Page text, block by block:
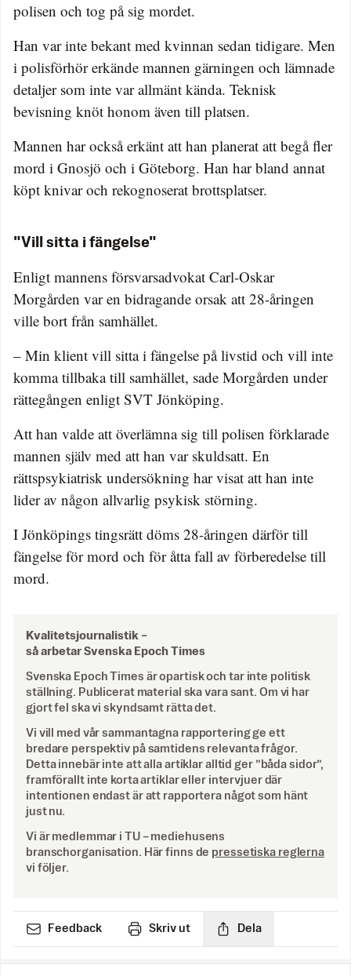
polisen och tog på sig mordet.
Han var inte bekant med kvinnan sedan tidigare. Men
i polisförhör erkände mannen gärningen och lämnade
detaljer som inte var allmänt kända. Teknisk
bevisning knöt honom även till platsen.
Mannen har också erkänt att han planerat att begå fler
mord i Gnosjö och i Göteborg. Han har bland annat
köpt knivar och rekognoserat brottsplatser.
"Vill sitta i fängelse"
Enligt mannens försvarsadvokat Carl-Oskar
Morgården var en bidragande orsak att 28-åringen
ville bort från samhället.
– Min klient vill sitta i fängelse på livstid och vill inte
komma tillbaka till samhället, sade Morgården under
rättegången enligt SVT Jönköping.
Att han valde att överlämna sig till polisen förklarade
mannen själv med att han var skuldsatt. En
rättspsykiatrisk undersökning har visat att han inte
lider av någon allvarlig psykisk störning.
I Jönköpings tingsrätt döms 28-åringen därför till
fängelse för mord och för åtta fall av förberedelse till
mord.
Kvalitetsjournalistik –
så arbetar Svenska Epoch Times
Svenska Epoch Times är opartisk och tar inte politisk
ställning. Publicerat material ska vara sant. Om vi har
gjort fel ska vi skyndsamt rätta det.
Vi vill med vår sammantagna rapportering ge ett
bredare perspektiv på samtidens relevanta frågor.
Detta innebär inte att alla artiklar alltid ger ”båda sidor”,
framförallt inte korta artiklar eller intervjuer där
intentionen endast är att rapportera något som hänt
just nu.
Vi är medlemmar i TU – mediehusens
branschorganisation. Här finns de pressetiska reglerna
vi följer.
Feedback Skriv ut Dela